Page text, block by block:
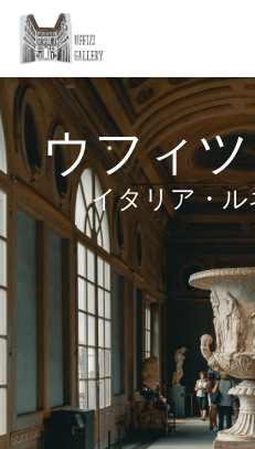
ウフィ
イタリア・